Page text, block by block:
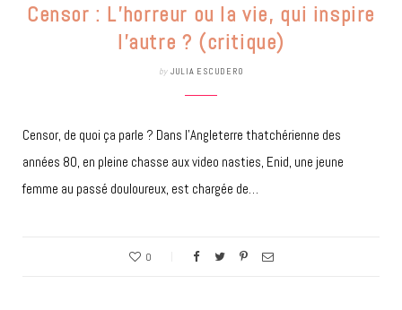
Censor : L’horreur ou la vie, qui inspire
l’autre ? (critique)
by JULIA ESCUDERO
Censor, de quoi ça parle ? Dans l’Angleterre thatchérienne des
années 80, en pleine chasse aux video nasties, Enid, une jeune
femme au passé douloureux, est chargée de…
0